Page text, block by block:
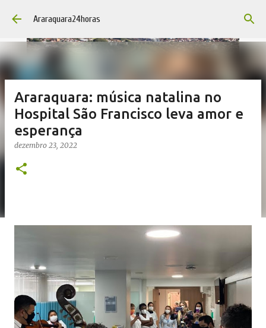
Pular para o conteúdo principal
Araraquara24horas
Araraquara: música natalina no
Hospital São Francisco leva amor e
esperança
dezembro 23, 2022